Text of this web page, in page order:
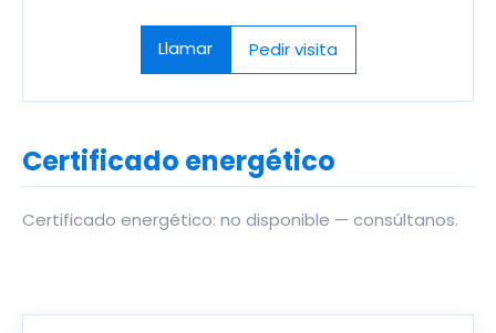
Llamar Pedir visita
Certificado energético
Certificado energético: no disponible — consúltanos.